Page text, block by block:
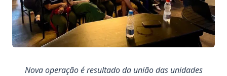
Nova operação é resultado da união das unidades